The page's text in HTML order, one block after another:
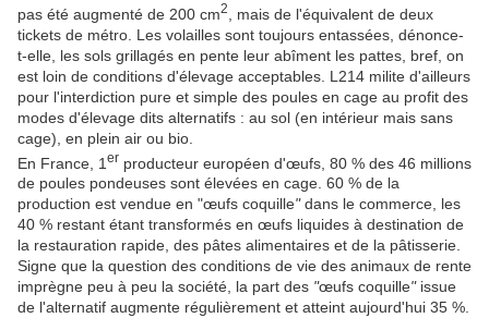
pas été augmenté de 200 cm2
, mais de l'équivalent de deux
tickets de métro. Les volailles sont toujours entassées, dénonce-
t-elle, les sols grillagés en pente leur abîment les pattes, bref, on
est loin de conditions d'élevage acceptables. L214 milite d'ailleurs
pour l'interdiction pure et simple des poules en cage au profit des
modes d'élevage dits alternatifs : au sol (en intérieur mais sans
cage), en plein air ou bio.
En France, 1 er producteur européen d'œufs, 80 % des 46 millions
de poules pondeuses sont élevées en cage. 60 % de la
production est vendue en "œufs coquille"dans le commerce, les
40 % restant étant transformés en œufs liquides à destination de
la restauration rapide, des pâtes alimentaires et de la pâtisserie.
Signe que la question des conditions de vie des animaux de rente
imprègne peu à peu la société, la part des "œufs coquille"issue
de l'alternatif augmente régulièrement et atteint aujourd'hui 35 %.